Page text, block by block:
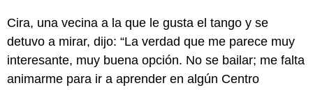
Cira, una vecina a la que le gusta el tango y se
detuvo a mirar, dijo: “La verdad que me parece muy
interesante, muy buena opción. No se bailar; me falta
animarme para ir a aprender en algún Centro